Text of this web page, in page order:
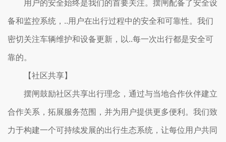
用户的安全始终是我们的首要关注。摆闸配备了安全设
备和监控系统，..用户在出行过程中的安全和可靠性。我们
密切关注车辆维护和设备更新，以..每一次出行都是安全可
靠的。
【社区共享】
摆闸鼓励社区共享出行理念，通过与当地合作伙伴建立
合作关系，拓展服务范围，并为用户提供更多便利。我们致
力于构建一个可持续发展的出行生态系统，让每位用户共同